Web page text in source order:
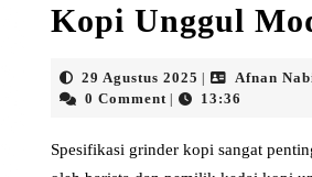
Kopi Unggul
29 Agustus 2025 29
Agustus
Afnan
0 Comment 13:36
Spesifikasi grinder kopi sangat